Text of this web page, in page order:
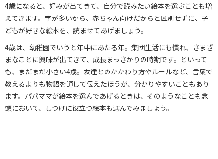
4歳になると、好みが出てきて、自分で読みたい絵本を選ぶことも増
えてきます。字が多いから、赤ちゃん向けだからと区別せずに、子
どもが好きな絵本を、読ませてあげましょう。
4歳は、幼稚園でいうと年中にあたる年。集団生活にも慣れ、さまざ
まなことに興味が出てきて、成長まっさかりの時期です。といって
も、まだまだ小さい4歳。友達とのかかわり方やルールなど、言葉で
教えるよりも物語を通して伝えたほうが、分かりやすいこともあり
ます。パパママが絵本を選んであげるときは、そのようなことも念
頭において、しつけに役立つ絵本も選んでみましょう。